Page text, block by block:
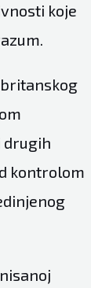
koje
drugih
kontrolom